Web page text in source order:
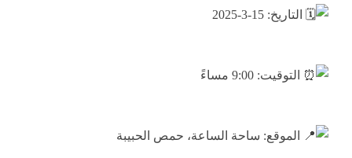
التاريخ: 15-3-2025
التوقيت: 9:00 مساءً
الموقع: ساحة الساعة، حمص الحبيبة